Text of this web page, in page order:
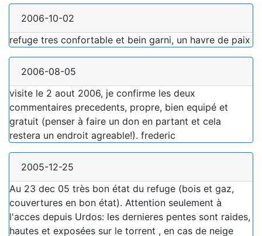
2006-10-02
refuge tres confortable et bein garni, un havre de paix
2006-08-05
visite le 2 aout 2006, je confirme les deux
commentaires precedents, propre, bien equipé et
gratuit (penser à faire un don en partant et cela
restera un endroit agreable!). frederic
2005-12-25
Au 23 dec 05 très bon état du refuge (bois et gaz,
couvertures en bon état). Attention seulement à
l'acces depuis Urdos: les dernieres pentes sont raides,
hautes et exposées sur le torrent , en cas de neige